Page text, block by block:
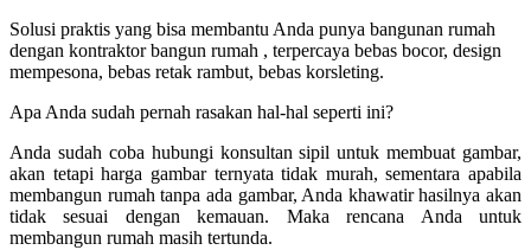
Solusi praktis yang bisa membantu Anda punya bangunan rumah
dengan kontraktor bangun rumah , terpercaya bebas bocor, design
mempesona, bebas retak rambut, bebas korsleting.
Apa Anda sudah pernah rasakan hal-hal seperti ini?
Anda sudah coba hubungi konsultan sipil untuk membuat gambar,
akan tetapi harga gambar ternyata tidak murah, sementara apabila
membangun rumah tanpa ada gambar, Anda khawatir hasilnya akan
tidak sesuai dengan kemauan. Maka rencana Anda untuk
membangun rumah masih tertunda.